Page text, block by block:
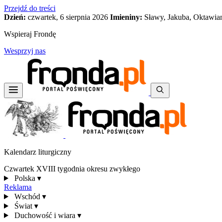
Przejdź do treści
Dzień: czwartek, 6 sierpnia 2026 Imieniny: Sławy, Jakuba,
Wspieraj Frondę
Wesprzyj nas
Kalendarz liturgiczny
Czwartek XVIII tygodnia okresu zwykłego
Polska ▾
Reklama
Wschód ▾
Świat ▾
Duchowość i wiara ▾